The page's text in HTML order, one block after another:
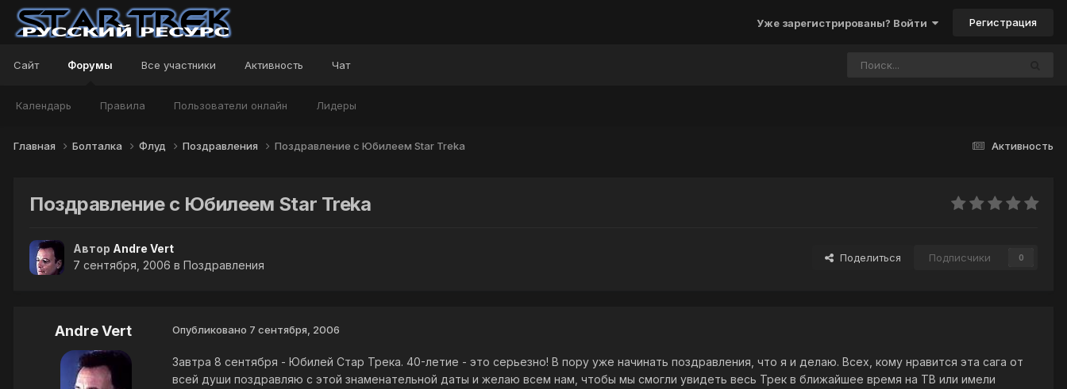
Уже зарегистрированы? Войти Регистрация
Сайт Форумы
Календарь Правила Пользователи онлайн Лидеры
Все участники Активность Чат
Активность
Главная Болталка Флуд Поздравления Поздравление с Юбилеем Star Treka
Поздравление с Юбилеем Star Treka
Автор Andre Vert
7 сентября, 2006 в Поздравления
Поделиться Подписчики 0
Andre Vert Опубликовано 7 сентября, 2006
Завтра 8 сентября - Юбилей Стар Трека. 40-летие - это серьезно! В пору уже начинать поздравления, что я и делаю. Всех, кому нравится эта сага от
всей души поздравляю с этой знаменательной даты и желаю всем нам, чтобы мы смогли увидеть весь Трек в ближайшее время на ТВ или имели